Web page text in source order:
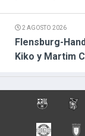
2 AGOSTO 2026
Flensburg-
Kiko y Martim